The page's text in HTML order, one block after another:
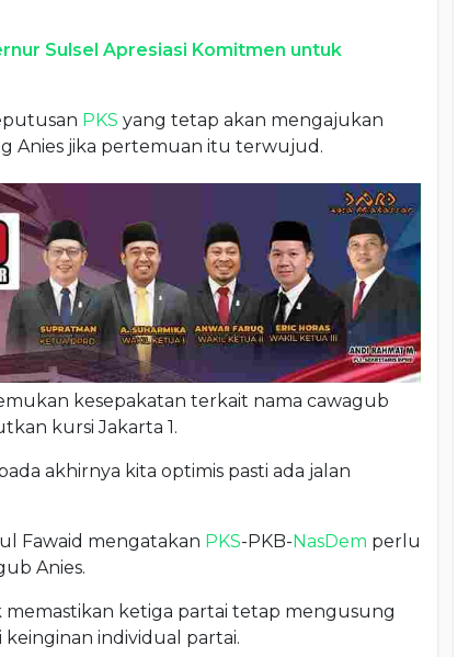
Sulsel Apresiasi Komitmen untuk
PKS yang tetap akan mengajukan
Anies jika pertemuan itu terwujud.
kesepakatan terkait nama cawagub
kursi Jakarta 1.
akhirnya kita optimis pasti ada jalan
Fawaid mengatakan PKS-PKB-NasDem perlu
Anies.
ketiga partai tetap mengusung
keinginan individual partai.